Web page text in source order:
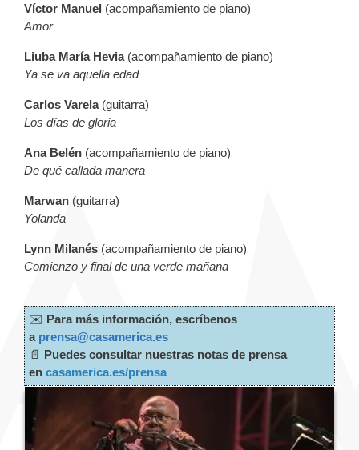
Víctor Manuel (acompañamiento de piano)
Amor
Liuba María Hevia(acompañamiento de piano)
Ya se va aquella edad
Carlos Varela(guitarra)
Los días de gloria
Ana Belén (acompañamiento de piano)
De qué callada manera
Marwan (guitarra)
Yolanda
Lynn Milanés (acompañamiento de piano)
Comienzo y final de una verde mañana
✉️ Para más información, escríbenos
a prensa@casamerica.es
📄 Puedes consultar nuestras notas de prensa
en casamerica.es/prensa